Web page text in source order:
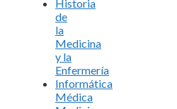
Historia
de
la
Medicina
y la
Enfermería
Informática
Médica